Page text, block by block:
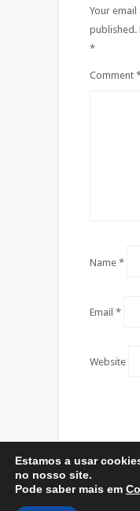
Your
published.
*
Comment
Name *
Email *
Website
Estamos a usar
no nosso site.
Pode saber mais em